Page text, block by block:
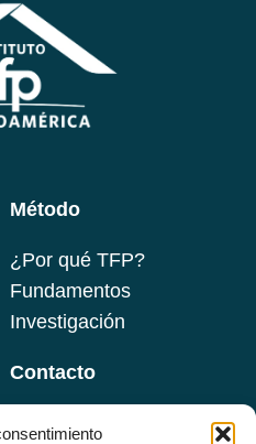
Método
¿Por qué TFP?
Fundamentos
Investigación
Contacto